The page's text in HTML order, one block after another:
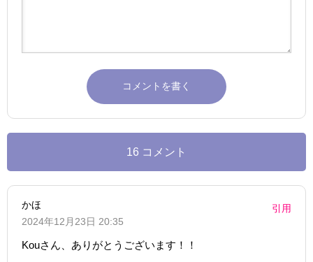
16 コメント
かほ
2024年12月23日 20:35
引用
Kouさん、ありがとうございます！！